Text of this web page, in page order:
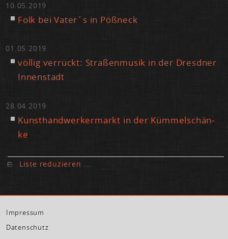
10.05.2019
Folk bei Va­ter´s in Pößneck
01.05.2019
völ­lig ver­rückt: Stra­ßen­mu­sik in der Dresd­ner
In­nen­stadt
28.04.2019
Kunst­hand­wer­ker­markt in der Küm­mel­schän­
ke
Lis­te re­du­zie­ren ...
Im­pres­sum
Da­ten­schutz